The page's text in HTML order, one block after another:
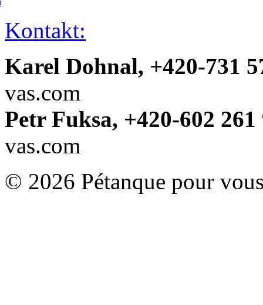
Kontakt:
Karel Dohnal, +420-731
vas.com
Petr Fuksa, +420-602 261
vas.com
© 2026 Pétanque pour